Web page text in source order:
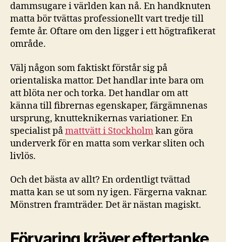
dammsugare i världen kan nå. En handknuten
matta bör tvättas professionellt vart tredje till
femte år. Oftare om den ligger i ett högtrafikerat
område.
Välj någon som faktiskt förstår sig på
orientaliska mattor. Det handlar inte bara om
att blöta ner och torka. Det handlar om att
känna till fibrernas egenskaper, färgämnenas
ursprung, knutteknikernas variationer. En
specialist påmattvätt i Stockholmkan göra
underverk för en matta som verkar sliten och
livlös.
Och det bästa av allt? En ordentligt tvättad
matta kan se ut som ny igen. Färgerna vaknar.
Mönstren framträder. Det är nästan magiskt.